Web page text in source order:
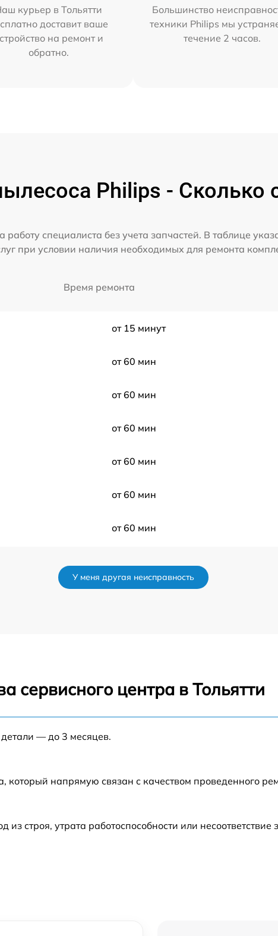
курьер в Тольятти
доставит ваше
на ремонт и
обратно.
Большинство
техники Philips мы
течение 2 часов.
Philips - Сколько
работу специалиста без учета запчастей. В таблице
при условии наличия необходимых для ремонта
Время ремонта
от 15 минут
от 60 мин
от 60 мин
от 60 мин
от 60 мин
от 60 мин
от 60 мин
от 60 мин
от 60 мин
У меня другая неисправность
сервисного центра в Тольятти
— до 3 месяцев.
который напрямую связан с качеством проведенного
строя, утрата работоспособности или